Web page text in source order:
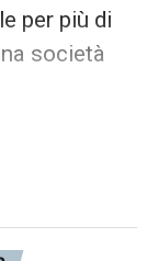
per più di
società
in
e durante